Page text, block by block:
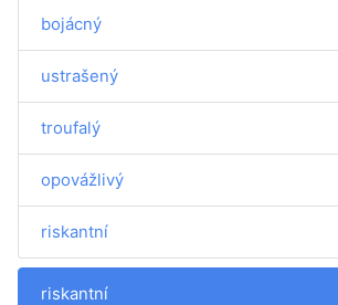
bojácný
ustrašený
troufalý
opovážlivý
riskantní
riskantní